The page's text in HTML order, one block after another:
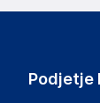
Podatki
ROOM
Podjetje